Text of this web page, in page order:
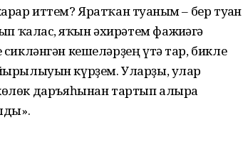
иттем? Яратҡан туғаным – бер туған
яҡын әхирәтем фажиғәгә
кешеләрҙең үтә тар, бикле
күрҙем. Уларҙы, улар
даръяһынан тартып алырға